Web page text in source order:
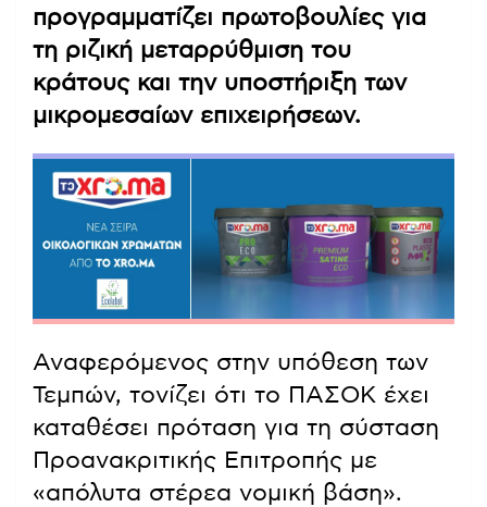
προγραμματίζει πρωτοβουλίες για
τη ριζική μεταρρύθμιση του
κράτους και την υποστήριξη των
μικρομεσαίων επιχειρήσεων.
Αναφερόμενος στην υπόθεση των
Τεμπών, τονίζει ότι το ΠΑΣΟΚ έχει
καταθέσει πρόταση για τη σύσταση
Προανακριτικής Επιτροπής με
«απόλυτα στέρεα νομική βάση».